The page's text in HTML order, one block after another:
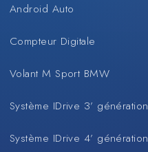
Android Auto
Compteur Digitale
Volant M Sport BMW
Système IDrive 3’ génération
Système IDrive 4’ génération